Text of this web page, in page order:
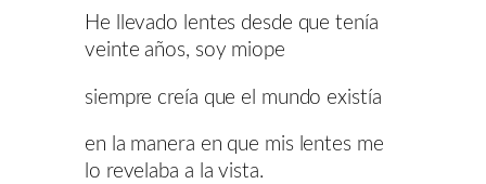
He llevado lentes desde que tenía
veinte años, soy miope
siempre creía que el mundo existía
en la manera en que mis lentes me
lo revelaba a la vista.